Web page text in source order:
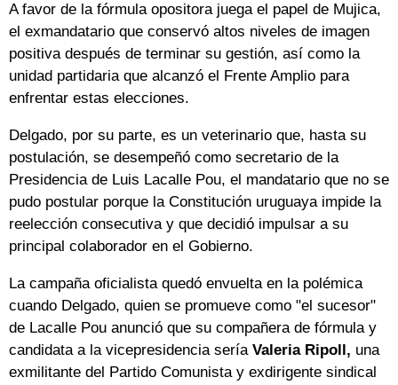
A favor de la fórmula opositora juega el papel de Mujica,
el exmandatario que conservó altos niveles de imagen
positiva después de terminar su gestión, así como la
unidad partidaria que alcanzó el Frente Amplio para
enfrentar estas elecciones.
Delgado, por su parte, es un veterinario que, hasta su
postulación, se desempeñó como secretario de la
Presidencia de Luis Lacalle Pou, el mandatario que no se
pudo postular porque la Constitución uruguaya impide la
reelección consecutiva y que decidió impulsar a su
principal colaborador en el Gobierno.
La campaña oficialista quedó envuelta en la polémica
cuando Delgado, quien se promueve como "el sucesor"
de Lacalle Pou anunció que su compañera de fórmula y
candidata a la vicepresidencia sería Valeria Ripoll, una
exmilitante del Partido Comunista y exdirigente sindical